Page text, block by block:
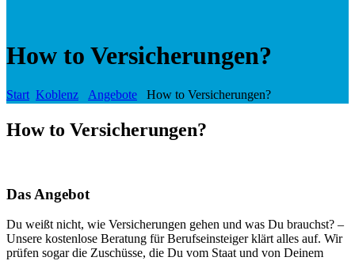
How to Versicherungen?
Start Koblenz Angebote How to Versicherungen?
How to Versicherungen?
Das Angebot
Du weißt nicht, wie Versicherungen gehen und was Du brauchst? –
Unsere kostenlose Beratung für Berufseinsteiger klärt alles auf. Wir
prüfen sogar die Zuschüsse, die Du vom Staat und von Deinem